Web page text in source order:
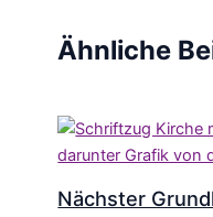
Ähnliche
Nächster